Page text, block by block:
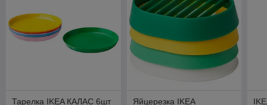
Тарелка IKEA КАЛАС 6шт
Яйцерезка IKEA